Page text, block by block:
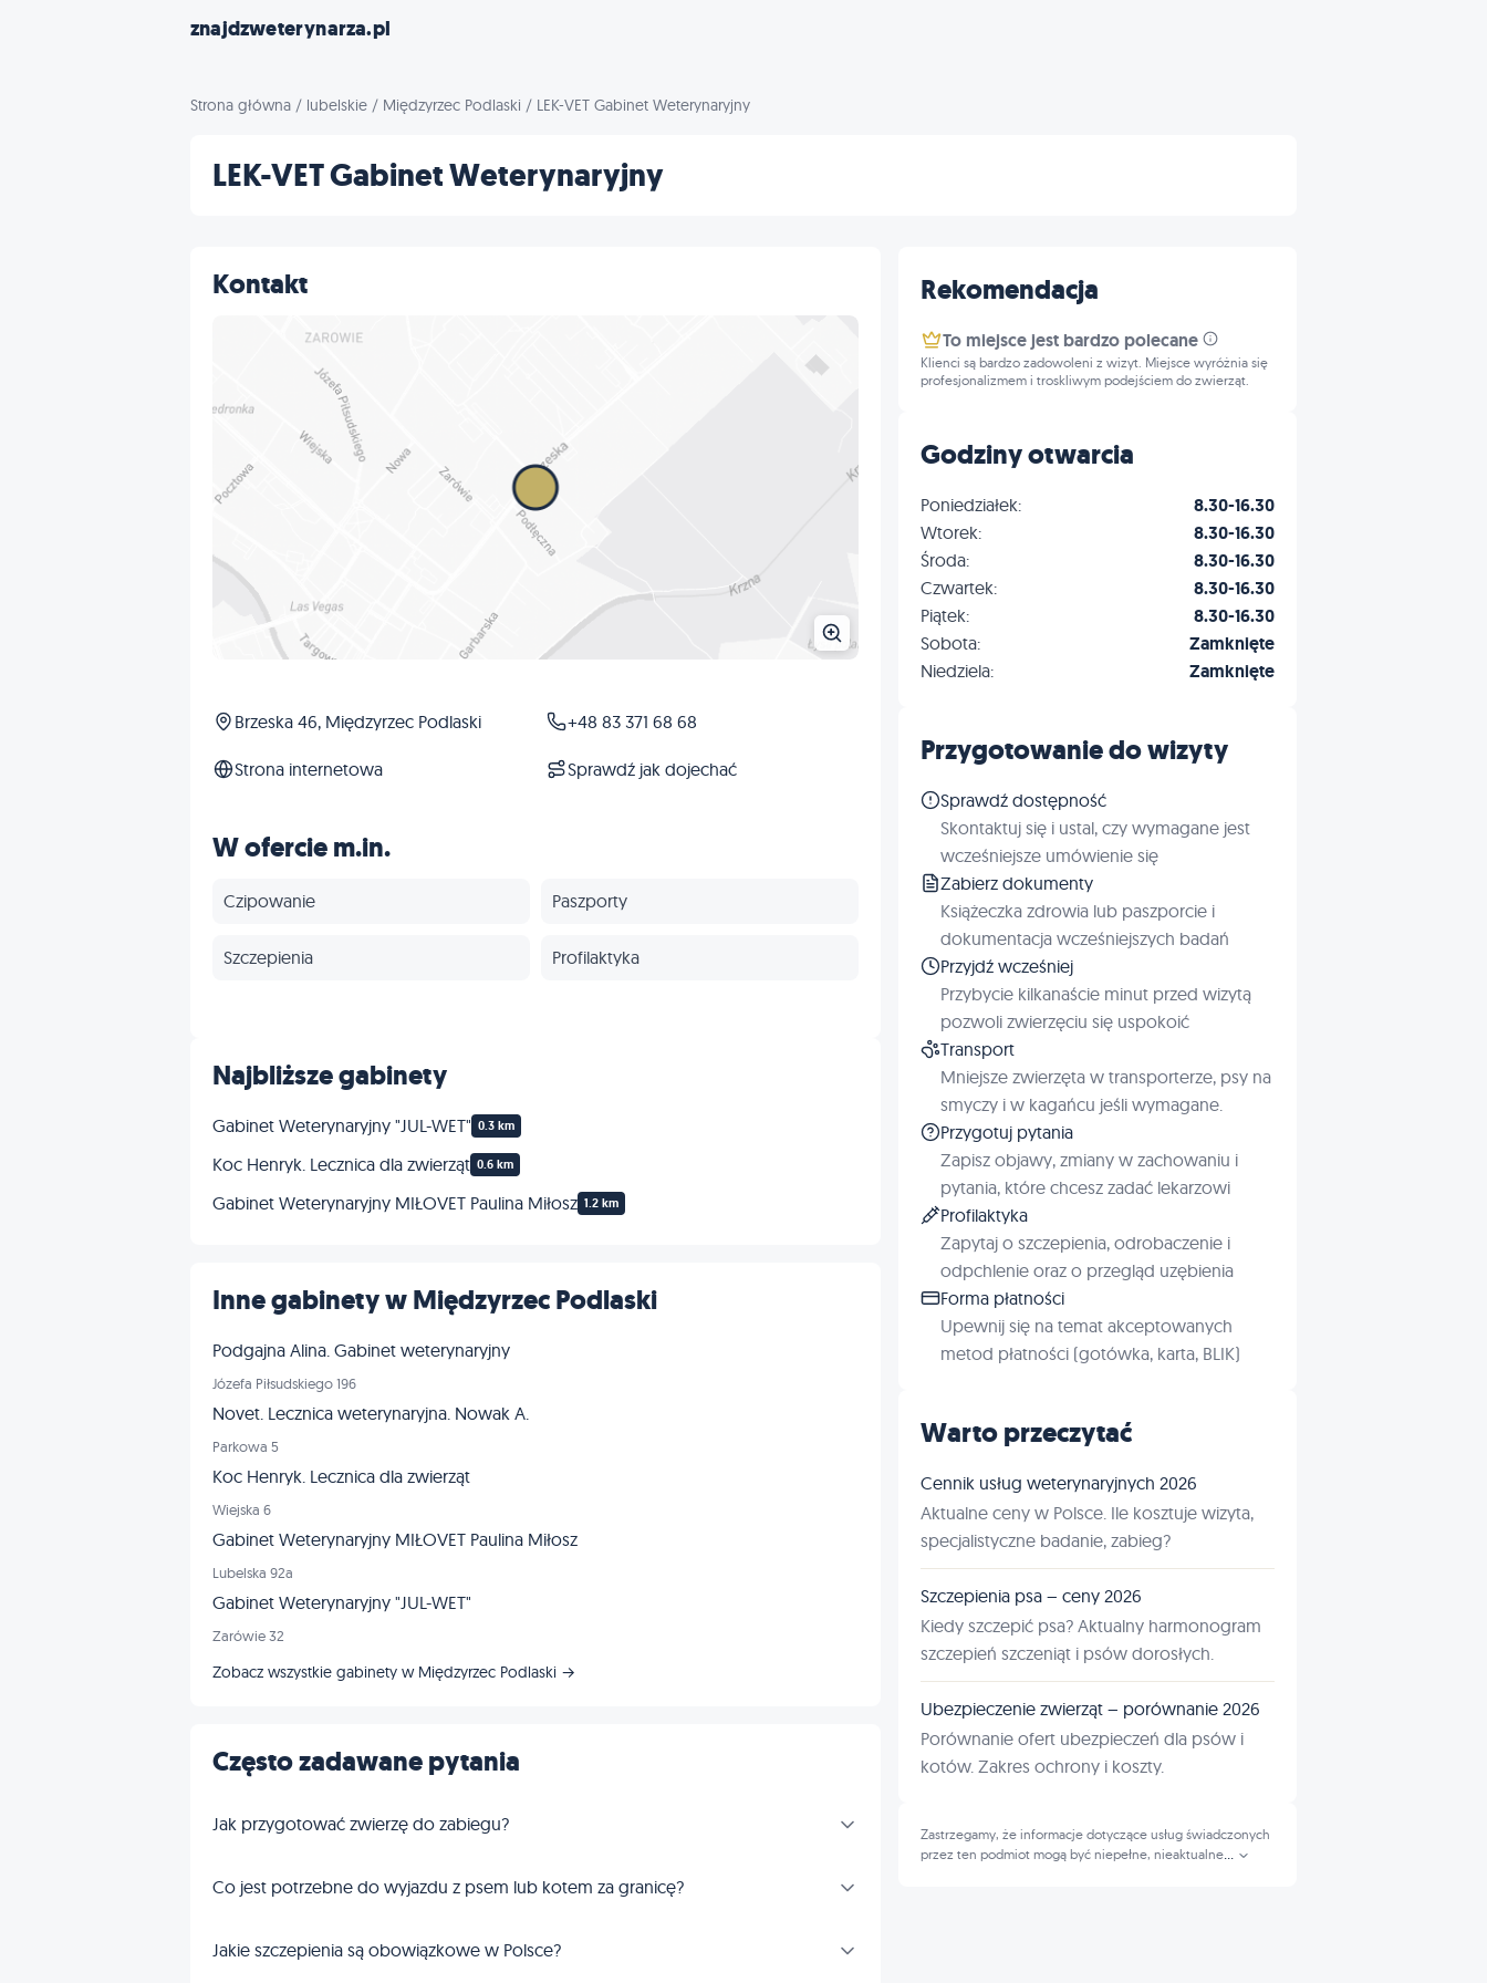
znajdzweterynarza.pl
Strona główna / lubelskie / Międzyrzec Podlaski / LEK-VET Gabinet Weterynaryjny
LEK-VET Gabinet Weterynaryjny
Kontakt
Brzeska 46, Międzyrzec Podlaski +48 83 371 68 68
Strona internetowa Sprawdź jak dojechać
W ofercie m.in.
Czipowanie Paszporty
Szczepienia Profilaktyka
Najbliższe gabinety
Gabinet Weterynaryjny "JUL-WET" 0.3 km
Koc Henryk. Lecznica dla zwierząt 0.6 km
Gabinet Weterynaryjny MIŁOVET Paulina Miłosz 1.2 km
Inne gabinety w Międzyrzec Podlaski
Podgajna Alina. Gabinet weterynaryjny
Józefa Piłsudskiego 196
Novet. Lecznica weterynaryjna. Nowak A.
Parkowa 5
Koc Henryk. Lecznica dla zwierząt
Wiejska 6
Gabinet Weterynaryjny MIŁOVET Paulina Miłosz
Lubelska 92a
Gabinet Weterynaryjny "JUL-WET"
Zarówie 32
Zobacz wszystkie gabinety w Międzyrzec Podlaski →
Często zadawane pytania
Jak przygotować zwierzę do zabiegu?
Co jest potrzebne do wyjazdu z psem lub kotem za granicę?
Jakie szczepienia są obowiązkowe w Polsce?
Rekomendacja
To miejsce jest bardzo polecane
Klienci są bardzo zadowoleni z wizyt. Miejsce wyróżnia się
profesjonalizmem i troskliwym podejściem do zwierząt.
Godziny otwarcia
Poniedziałek: 8.30-16.30
Wtorek: 8.30-16.30
Środa: 8.30-16.30
Czwartek: 8.30-16.30
Piątek: 8.30-16.30
Sobota: Zamknięte
Niedziela: Zamknięte
Przygotowanie do wizyty
Sprawdź dostępność
Skontaktuj się i ustal, czy wymagane jest
wcześniejsze umówienie się
Zabierz dokumenty
Książeczka zdrowia lub paszporcie i
dokumentacja wcześniejszych badań
Przyjdź wcześniej
Przybycie kilkanaście minut przed wizytą
pozwoli zwierzęciu się uspokoić
Transport
Mniejsze zwierzęta w transporterze, psy na
smyczy i w kagańcu jeśli wymagane.
Przygotuj pytania
Zapisz objawy, zmiany w zachowaniu i
pytania, które chcesz zadać lekarzowi
Profilaktyka
Zapytaj o szczepienia, odrobaczenie i
odpchlenie oraz o przegląd uzębienia
Forma płatności
Upewnij się na temat akceptowanych
metod płatności (gotówka, karta, BLIK)
Warto przeczytać
Cennik usług weterynaryjnych 2026
Aktualne ceny w Polsce. Ile kosztuje wizyta,
specjalistyczne badanie, zabieg?
Szczepienia psa – ceny 2026
Kiedy szczepić psa? Aktualny harmonogram
szczepień szczeniąt i psów dorosłych.
Ubezpieczenie zwierząt – porównanie 2026
Porównanie ofert ubezpieczeń dla psów i
kotów. Zakres ochrony i koszty.
Zastrzegamy, że informacje dotyczące usług świadczonych
przez ten podmiot mogą być niepełne, nieaktualne...